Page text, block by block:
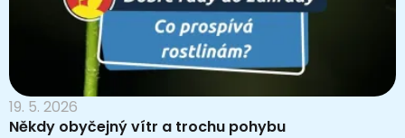
19. 5. 2026
Někdy obyčejný vítr a trochu pohybu